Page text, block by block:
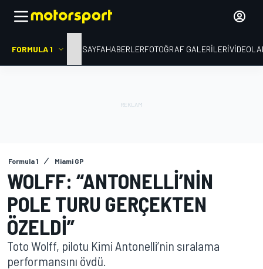
FORMULA 1 ANA SAYFAHABERLERFOTOĞRAF GALERILERI
Formula 1 Miami GP
WOLFF: “ANTONELLI’NIN
POLE TURU GERÇEKTEN
ÖZELDI”
Toto Wolff, pilotu Kimi Antonelli’nin sıralama
performansını övdü.